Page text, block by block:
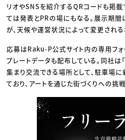
リオやSNSを紹介するQRコードも掲載
ては発表とPRの場にもなる。展示期
が、天候や運営状況によって変更される
応募はRaku-P公式サイト内の専用フォ
プレートデータも配布している。同社は
集まり交流できる場所として、駐車場
ており、アートを通じた街づくりへの挑